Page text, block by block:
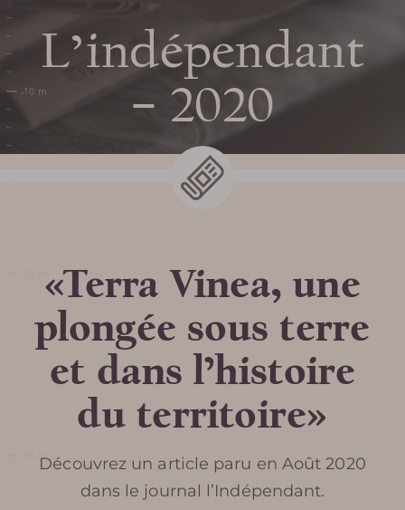
Preparar mi
FECHAS Y HORARIOS
TARIFAS / TAQUILLA
VENIR A TERRA VINEA
SERVICIOS Y TIENDA
PREGUNTAS MÁS
FRECUENTES
L’indépendant
– 2020
«Terra Vinea, une
plongée sous terre
et dans l’histoire
du territoire»
Découvrez un article paru en Août 2020
dans le journal l’Indépendant.